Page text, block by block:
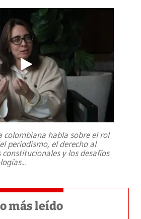
colombiana habla sobre el rol
periodismo, el derecho al
y los desafíos
...
más leído